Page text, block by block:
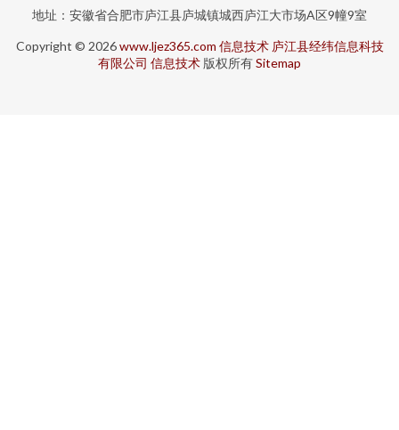
地址：安徽省合肥市庐江县庐城镇城西庐江大市场A区9幢9室
Copyright © 2026www.ljez365.com 信息技术 庐江县经纬信息科技
有限公司 信息技术 版权所有Sitemap